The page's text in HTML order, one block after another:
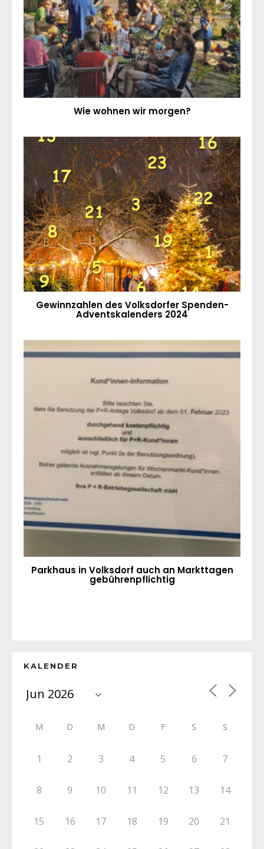
Wie wohnen wir morgen?
Gewinnzahlen des Volksdorfer Spenden-
Adventskalenders 2024
Parkhaus in Volksdorf auch an Markttagen
gebührenpflichtig
KALENDER
M D M D F S S
1 2 3 4 5 6 7
8 9 10 11 12 13 14
15 16 17 18 19 20 21